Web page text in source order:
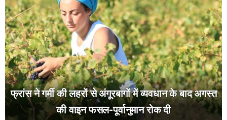
फ्रांस ने गर्मी की लहरों से अंगूरबागों में व्यवधान के बाद अगस्त
की वाइन फसल-पूर्वानुमान रोक दी